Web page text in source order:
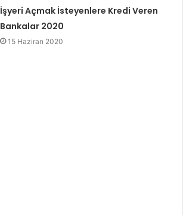
İşyeri Açmak İsteyenlere Kredi Veren
Bankalar 2020
15 Haziran 2020